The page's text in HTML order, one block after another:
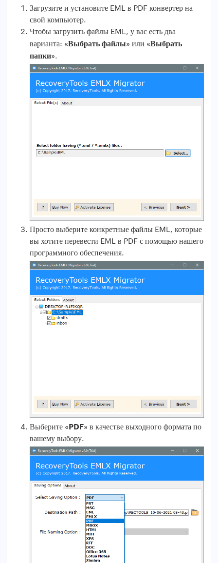
Загрузите и установите EML в PDF конвертер на
свой компьютер.
Чтобы загрузить файлы EML, у вас есть два
варианта: «Выбрать файлы» или «Выбрать
папки».
Просто выберите конкретные файлы EML, которые
вы хотите перевести EML в PDF с помощью нашего
программного обеспечения.
Выберите «PDF» в качестве выходного формата по
вашему выбору.